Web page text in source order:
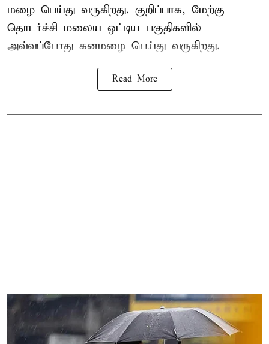
மழை பெய்து வருகிறது. குறிப்பாக, மேற்கு
தொடர்ச்சி மலைய ஒட்டிய பகுதிகளில்
அவ்வப்போது கனமழை பெய்து வருகிறது.
Read More